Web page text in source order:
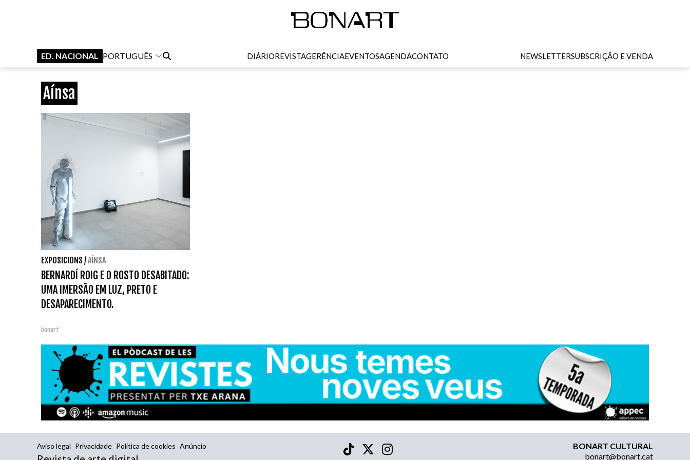
ED. NACIONAL PORTUGUÊS DIÁRIOREVISTAGERÊNCIAEVENTOSAGENDACONTATO NEWSLETTERSUBSCRIÇÃO E VENDA
Aínsa
EXPOSICIONS /AÍNSA
BERNARDÍ ROIG E O ROSTO DESABITADO:
UMA IMERSÃO EM LUZ, PRETO E
DESAPARECIMENTO.
bonart
Aviso legal Privacidade Política de cookies Anúncio
BONART CULTURAL
bonart@bonart.cat